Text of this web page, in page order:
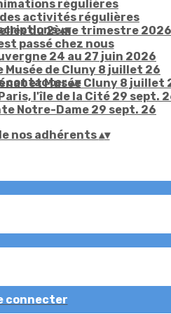
régulières
activités régulières
du 2ème trimestre 2026
passé chez nous
▴▾
24 au 27 juin 2026
Musée de Cluny 8 juillet 26
et Musée Cluny 8 juillet
l'île de la Cité 29 sept.
Notre-Dame 29 sept. 26
contacter▴▾
nos adhérents▴▾
connecter